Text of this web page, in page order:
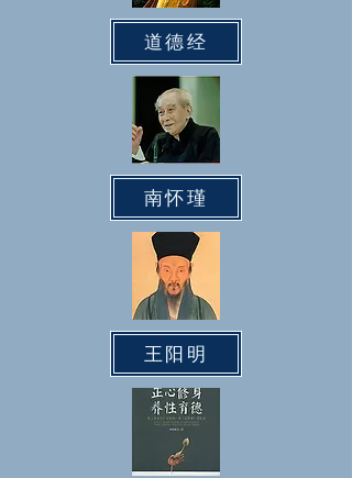
道德经
南怀瑾
王阳明